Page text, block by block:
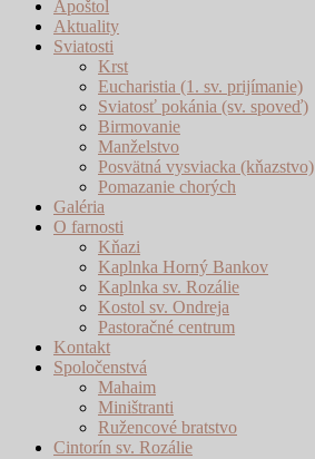
Apoštol
Aktuality
Sviatosti
Krst
Eucharistia (1. sv. prijímanie)
Sviatosť pokánia (sv. spoveď)
Birmovanie
Manželstvo
Posvätná vysviacka (kňazstvo)
Pomazanie chorých
Galéria
O farnosti
Kňazi
Kaplnka Horný Bankov
Kaplnka sv. Rozálie
Kostol sv. Ondreja
Pastoračné centrum
Kontakt
Spoločenstvá
Mahaim
Miništranti
Ružencové bratstvo
Cintorín sv. Rozálie